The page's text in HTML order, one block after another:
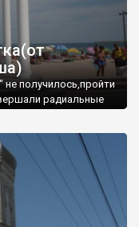
получилось,пройти
радиальные